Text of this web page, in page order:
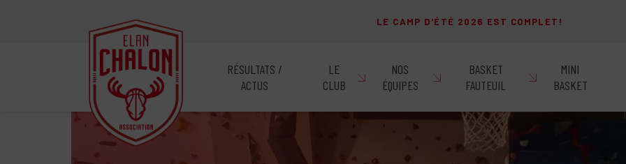
LE CAMP D'ÉTÉ 2026 EST COMPLET!
RÉSULTATS /
ACTUS
LE
CLUB
NOS
ÉQUIPES
BASKET
FAUTEUIL
MINI
BASKET